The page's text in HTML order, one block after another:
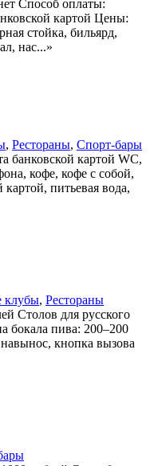
Способ оплаты:
картой Цены:
стойка, бильярд,
нас...»
, Рестораны, Спорт-бары
банковской картой WC,
кофе, кофе с собой,
питьевая вода,
клубы, Рестораны
Столов для русского
бокала пива: 200–200
кнопка вызова